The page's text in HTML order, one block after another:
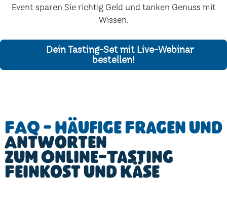
Event sparen Sie richtig Geld und tanken Genuss mit
Wissen.
Dein Tasting-Set mit Live-Webinar
bestellen!
FAQ - Häufige Fragen und
Antworten
zum Online-Tasting
Feinkost und Käse